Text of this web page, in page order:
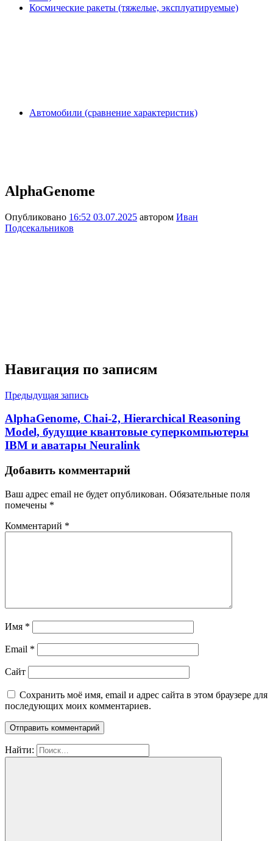
Космические ракеты (тяжелые, эксплуатируемые)
Автомобили (сравнение характеристик)
AlphaGenome
Опубликовано 16:52 03.07.2025 автором Иван
Подсекальников
Навигация по записям
Предыдущая запись
AlphaGenome, Chai-2, Hierarchical Reasoning
Model, будущие квантовые суперкомпьютеры
IBM и аватары Neuralink
Добавить комментарий
Ваш адрес email не будет опубликован. Обязательные поля
помечены *
Комментарий *
Имя *
Email *
Сайт
Сохранить моё имя, email и адрес сайта в этом браузере для
последующих моих комментариев.
Найти: